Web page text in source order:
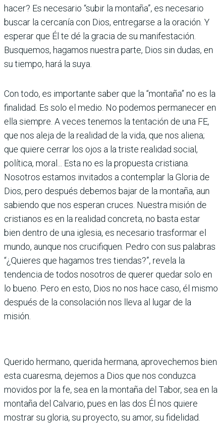
hacer? Es necesario “subir la montaña”, es necesario
buscar la cercanía con Dios, entregarse a la oración. Y
esperar que Él te dé la gracia de su manifestación.
Busquemos, hagamos nuestra parte, Dios sin dudas, en
su tiempo, hará la suya.
Con todo, es importante saber que la “montaña” no es la
finalidad. Es solo el medio. No podemos permanecer en
ella siempre. A veces tenemos la tentación de una FE,
que nos aleja de la realidad de la vida, que nos aliena;
que quiere cerrar los ojos a la triste realidad social,
política, moral... Esta no es la propuesta cristiana.
Nosotros estamos invitados a contemplar la Gloria de
Dios, pero después debemos bajar de la montaña, aun
sabiendo que nos esperan cruces. Nuestra misión de
cristianos es en la realidad concreta, no basta estar
bien dentro de una iglesia, es necesario trasformar el
mundo, aunque nos crucifiquen. Pedro con sus palabras
“¿Quieres que hagamos tres tiendas?”, revela la
tendencia de todos nosotros de querer quedar solo en
lo bueno. Pero en esto, Dios no nos hace caso, él mismo
después de la consolación nos lleva al lugar de la
misión.
Querido hermano, querida hermana, aprovechemos bien
esta cuaresma, dejemos a Dios que nos conduzca
movidos por la fe, sea en la montaña del Tabor, sea en la
montaña del Calvario, pues en las dos Él nos quiere
mostrar su gloria, su proyecto, su amor, su fidelidad.